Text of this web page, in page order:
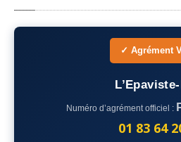
voiture accidentée
✓ Agrément
Numéro d’agrément officiel :
01 83 64